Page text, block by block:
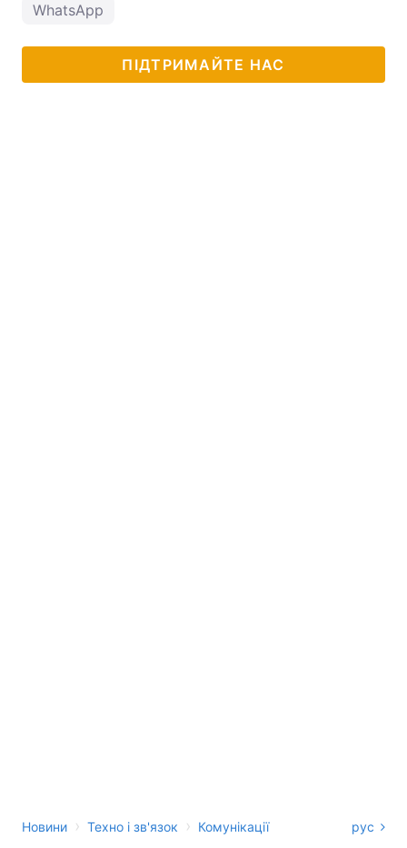
WhatsApp
ПІДТРИМАЙТЕ НАС
Новини › Техно і зв'язок › Комунікації рус